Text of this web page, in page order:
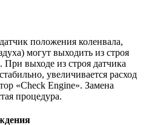
положения коленвала,
могут выходить из строя
При выходе из строя датчика
увеличивается расход
«Check Engine». Замена
процедура.